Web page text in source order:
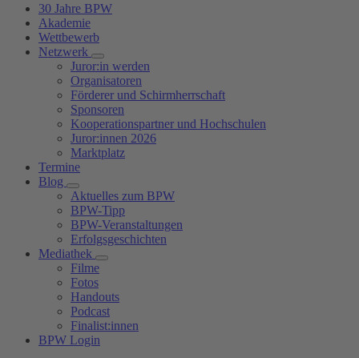
30 Jahre BPW
Akademie
Wettbewerb
Netzwerk
Juror:in werden
Organisatoren
Förderer und Schirmherrschaft
Sponsoren
Kooperationspartner und Hochschulen
Juror:innen 2026
Marktplatz
Termine
Blog
Aktuelles zum BPW
BPW-Tipp
BPW-Veranstaltungen
Erfolgsgeschichten
Mediathek
Filme
Fotos
Handouts
Podcast
Finalist:innen
BPW Login